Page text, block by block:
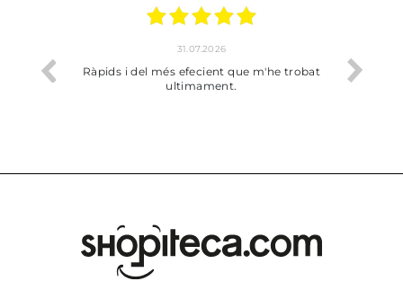
trobat
17.07.2026
Bien pero soy de Vilafranca y no me ha
dejado recoger en tienda